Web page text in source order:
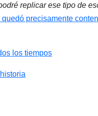
replicar ese tipo de
quedó precisamente
los tiempos